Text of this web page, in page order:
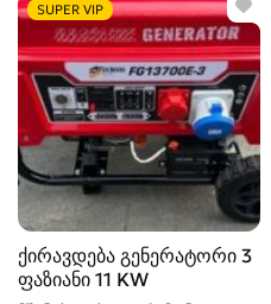
SUPER VIP
ქირავდება გენერატორი 3
ფაზიანი 11 KW